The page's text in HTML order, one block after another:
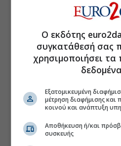
Ο εκδότης
συγκατάθεσή σας
χρησιμοποιήσει
Εξατομικευμένη
μέτρηση διαφήμισης και
κοινού και ανάπτυξη
Αποθήκευση ή/και
συσκευής